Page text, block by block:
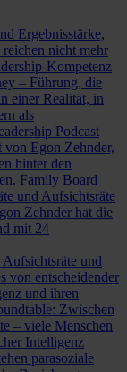
Ergebnisstärke,
nicht mehr
Kompetenz
– Führung, die
einer Realität, in
als
Podcast
von Egon Zehnder,
hinter den
Family Board
und Aufsichtsräte
Zehnder hat die
mit 24
und
von entscheidender
und ihren
Zwischen
– viele Menschen
Intelligenz
parasoziale